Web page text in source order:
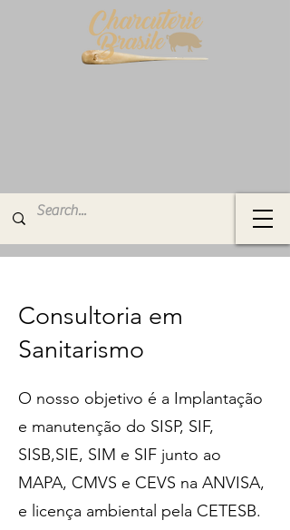
Consultoria em
Sanitarismo
​O nosso objetivo é a Implantação
e manutenção do SISP, SIF,
SISB,SIE, SIM e SIF junto ao
MAPA, CMVS e CEVS na ANVISA,
e licença ambiental pela CETESB.